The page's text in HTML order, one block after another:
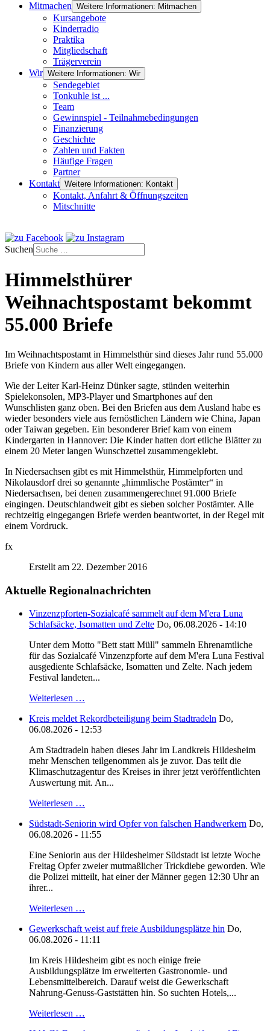
Mitmachen Weitere Informationen: Mitmachen
Kursangebote
Kinderradio
Praktika
Mitgliedschaft
Trägerverein
Wir Weitere Informationen: Wir
Sendegebiet
Tonkuhle ist ...
Team
Gewinnspiel - Teilnahmebedingungen
Finanzierung
Geschichte
Zahlen und Fakten
Häufige Fragen
Partner
Kontakt Weitere Informationen: Kontakt
Kontakt, Anfahrt & Öffnungszeiten
Mitschnitte
Suchen
Himmelsthürer
Weihnachtspostamt bekommt
55.000 Briefe
Im Weihnachtspostamt in Himmelsthür sind dieses Jahr rund 55.000
Briefe von Kindern aus aller Welt eingegangen.
Wie der Leiter Karl-Heinz Dünker sagte, stünden weiterhin
Spielekonsolen, MP3-Player und Smartphones auf den
Wunschlisten ganz oben. Bei den Briefen aus dem Ausland habe es
wieder besonders viele aus fernöstlichen Ländern wie China, Japan
oder Taiwan gegeben. Ein besonderer Brief kam von einem
Kindergarten in Hannover: Die Kinder hatten dort etliche Blätter zu
einem 20 Meter langen Wunschzettel zusammengeklebt.
In Niedersachsen gibt es mit Himmelsthür, Himmelpforten und
Nikolausdorf drei so genannte „himmlische Postämter“ in
Niedersachsen, bei denen zusammengerechnet 91.000 Briefe
eingingen. Deutschlandweit gibt es sieben solcher Postämter. Alle
rechtzeitig eingegangen Briefe werden beantwortet, in der Regel mit
einem Vordruck.
fx
Erstellt am 22. Dezember 2016
Aktuelle Regionalnachrichten
Vinzenzpforten-Sozialcafé sammelt auf dem M'era Luna
Schlafsäcke, Isomatten und Zelte Do, 06.08.2026 - 14:10
Unter dem Motto "Bett statt Müll" sammeln Ehrenamtliche
für das Sozialcafé Vinzenzpforte auf dem M'era Luna Festival
ausgediente Schlafsäcke, Isomatten und Zelte. Nach jedem
Festival landeten...
Weiterlesen …
Kreis meldet Rekordbeteiligung beim Stadtradeln Do,
06.08.2026 - 12:53
Am Stadtradeln haben dieses Jahr im Landkreis Hildesheim
mehr Menschen teilgenommen als je zuvor. Das teilt die
Klimaschutzagentur des Kreises in ihrer jetzt veröffentlichten
Auswertung mit. An...
Weiterlesen …
Südstadt-Seniorin wird Opfer von falschen Handwerkern Do,
06.08.2026 - 11:55
Eine Seniorin aus der Hildesheimer Südstadt ist letzte Woche
Freitag Opfer zweier mutmaßlicher Trickdiebe geworden. Wie
die Polizei mitteilt, hat einer der Männer gegen 12:30 Uhr an
ihrer...
Weiterlesen …
Gewerkschaft weist auf freie Ausbildungsplätze hin Do,
06.08.2026 - 11:11
Im Kreis Hildesheim gibt es noch einige freie
Ausbildungsplätze im erweiterten Gastronomie- und
Lebensmittelbereich. Darauf weist die Gewerkschaft
Nahrung-Genuss-Gaststätten hin. So suchten Hotels,...
Weiterlesen …